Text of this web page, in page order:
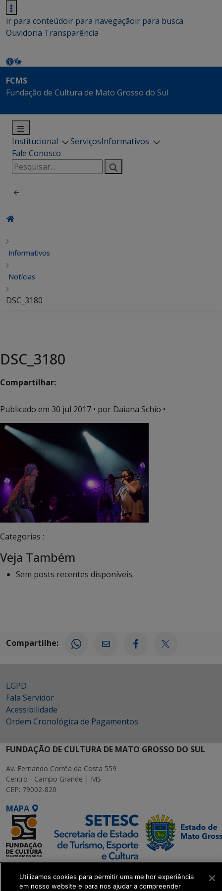
ir para conteúdoir para navegaçãoir para busca
Ouvidoria Transparência
FCMS
Fundação de Cultura de Mato Grosso do Sul
Institucional ServiçosInformativos
Fale Conosco
Pesquisar
por:
Informativos
Notícias
DSC_3180
DSC_3180
Compartilhar:
Publicado em 30 jul 2017 • por Daiana Schio •
Categorias :
Veja Também
Sem posts recentes disponíveis.
Compartilhe:
LGPD
Fala Servidor
Acessibilidade
Ordem Cronológica de Pagamentos
FUNDAÇÃO DE CULTURA DE MATO GROSSO DO SUL
Av. Fernando Corrêa da Costa 559
Centro - Campo Grande | MS
CEP: 79002-820
MAPA
SETDIG | Secretaria-
Executiva de
Utilizamos cookies para permitir uma melhor experiência
em nosso website e para nos ajudar a compreender